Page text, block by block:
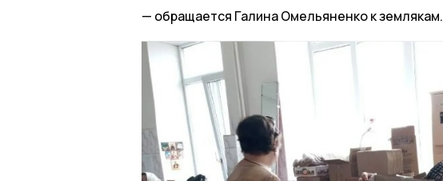
обращается Галина Омельяненко к землякам.